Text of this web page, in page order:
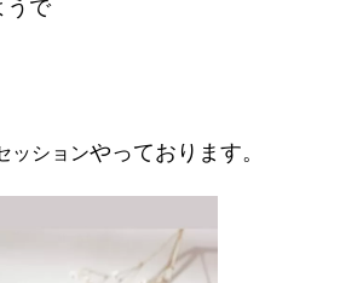
うで
ッションやっております。